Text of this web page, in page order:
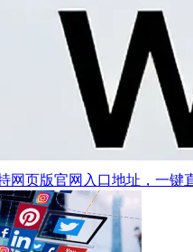
网页版官网入口地址，一键